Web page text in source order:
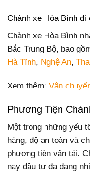
Chành xe Hòa Bình đi
Chành xe Hòa Bình
Bắc Trung Bộ, bao
Hà Tĩnh, Nghệ An,
Xem thêm: Vận
Phương Tiện
Một trong những yếu
hàng, độ an toàn và
phương tiện vận tải.
nay đầu tư đa dạng